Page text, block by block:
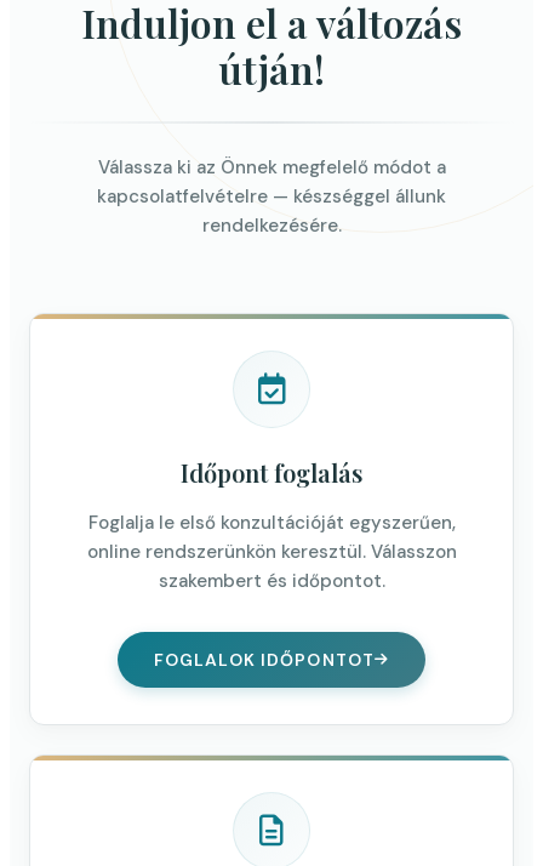
Induljon el a változás
útján!
Válassza ki az Önnek megfelelő módot a
kapcsolatfelvételre — készséggel állunk
rendelkezésére.
Időpont foglalás
Foglalja le első konzultációját egyszerűen,
online rendszerünkön keresztül. Válasszon
szakembert és időpontot.
FOGLALOK IDŐPONTOT